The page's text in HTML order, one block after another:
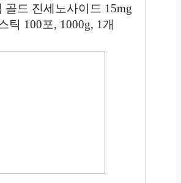
골드 진세노사이드 15mg
틱 100포, 1000g, 1개